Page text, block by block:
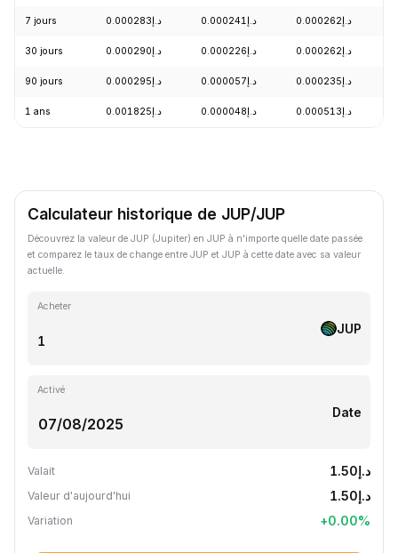
7 jours د.إ0.000283 د.إ0.000241 د.إ0.000262
30 jours د.إ0.000290 د.إ0.000226 د.إ0.000262
90 jours د.إ0.000295 د.إ0.000057 د.إ0.000235
1 ans د.إ0.001825 د.إ0.000048 د.إ0.000513
Calculateur historique de JUP/JUP
Découvrez la valeur de JUP (Jupiter) en JUP à n'importe quelle date passée
et comparez le taux de change entre JUP et JUP à cette date avec sa valeur
actuelle.
Acheter
JUP
Activé
Date
Valait د.إ1.50
Valeur d'aujourd'hui د.إ1.50
Variation +0.00%